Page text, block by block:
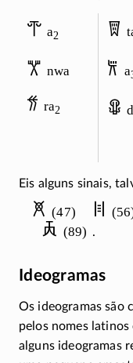
𐁀 a2
𐁅 nwa
𐁈 ra2
𐁋
𐁁a
𐁃
Eis alguns sinais,
𐁔(47) 𐁖
𐁝 (89) .
Ideogramas
Os ideogramas são
pelos nomes
alguns ideogramas